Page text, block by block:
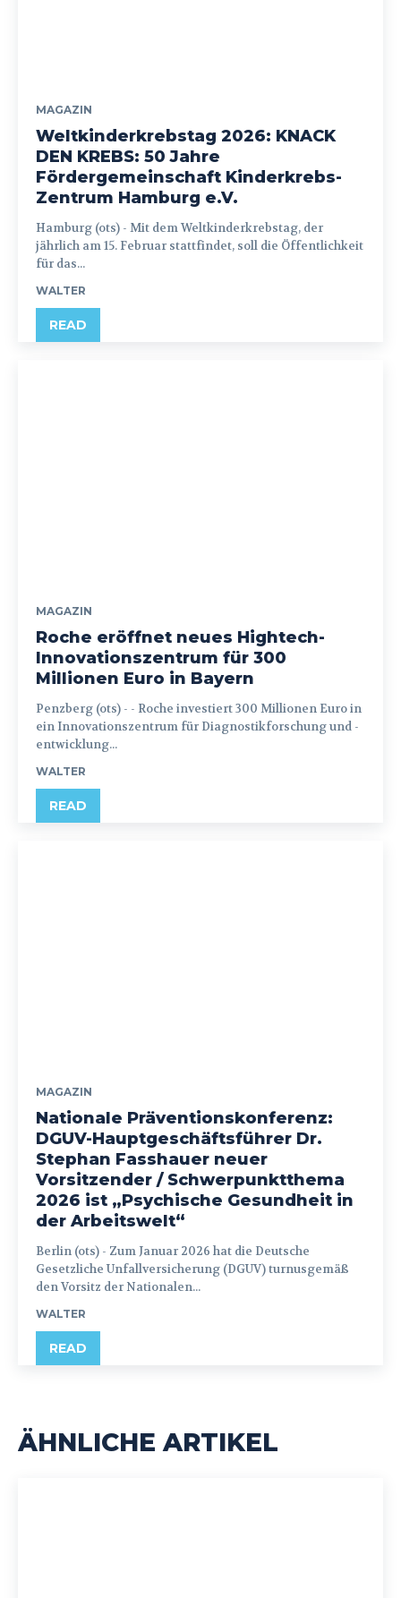
MAGAZIN
Weltkinderkrebstag 2026: KNACK
DEN KREBS: 50 Jahre
Fördergemeinschaft Kinderkrebs-
Zentrum Hamburg e.V.
Hamburg (ots) - Mit dem Weltkinderkrebstag, der
jährlich am 15. Februar stattfindet, soll die Öffentlichkeit
für das...
WALTER
READ
MAGAZIN
Roche eröffnet neues Hightech-
Innovationszentrum für 300
Millionen Euro in Bayern
Penzberg (ots) - - Roche investiert 300 Millionen Euro in
ein Innovationszentrum für Diagnostikforschung und -
entwicklung...
WALTER
READ
MAGAZIN
Nationale Präventionskonferenz:
DGUV-Hauptgeschäftsführer Dr.
Stephan Fasshauer neuer
Vorsitzender / Schwerpunktthema
2026 ist „Psychische Gesundheit in
der Arbeitswelt“
Berlin (ots) - Zum Januar 2026 hat die Deutsche
Gesetzliche Unfallversicherung (DGUV) turnusgemäß
den Vorsitz der Nationalen...
WALTER
READ
ÄHNLICHE ARTIKEL